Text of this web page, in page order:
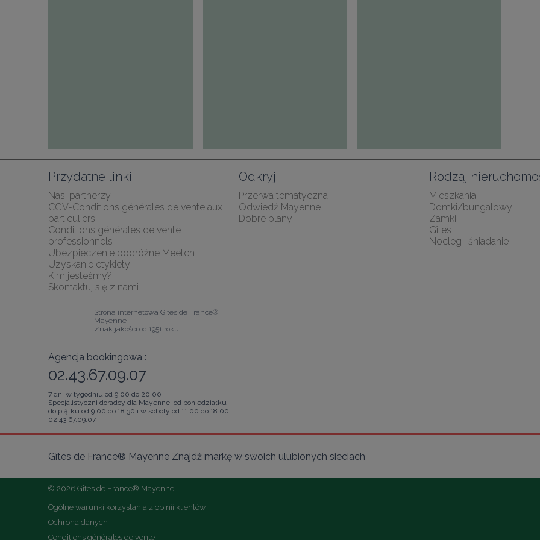
Przydatne linki
Nasi partnerzy
CGV-Conditions générales de vente aux
particuliers
Conditions générales de vente
professionnels
Ubezpieczenie podróżne Meetch
Uzyskanie etykiety
Kim jesteśmy?
Skontaktuj się z nami
Odkryj
Przerwa tematyczna
Odwiedź Mayenne
Dobre plany
Rodzaj
Mieszkania
Domki/bungalowy
Zamki
Gîtes
Nocleg i śniadanie
Strona internetowa Gîtes de France®
Mayenne
Znak jakości od 1951 roku
Agencja bookingowa :
02.43.67.09.07
7 dni w tygodniu od 9:00 do 20:00
Specjalistyczni doradcy dla Mayenne: od poniedziałku
do piątku od 9:00 do 18:30 i w soboty od 11:00 do 18:00
02.43.67.09.07
Gîtes de France® Mayenne Znajdź markę w swoich ulubionych sieciach
© 2026 Gîtes de France® Mayenne
Ogólne warunki korzystania z opinii klientów
Ochrona danych
Conditions générales de vente